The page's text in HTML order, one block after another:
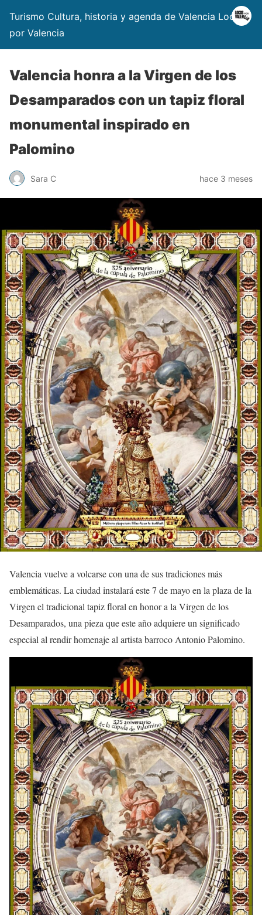
Turismo Cultura, historia y agenda de Valencia Locos
por Valencia
Valencia honra a la Virgen de los
Desamparados con un tapiz floral
monumental inspirado en
Palomino
Sara C hace 3 meses
Valencia vuelve a volcarse con una de sus tradiciones más
emblemáticas. La ciudad instalará este 7 de mayo en la plaza de la
Virgen el tradicional tapiz floral en honor a la Virgen de los
Desamparados, una pieza que este año adquiere un significado
especial al rendir homenaje al artista barroco Antonio Palomino.